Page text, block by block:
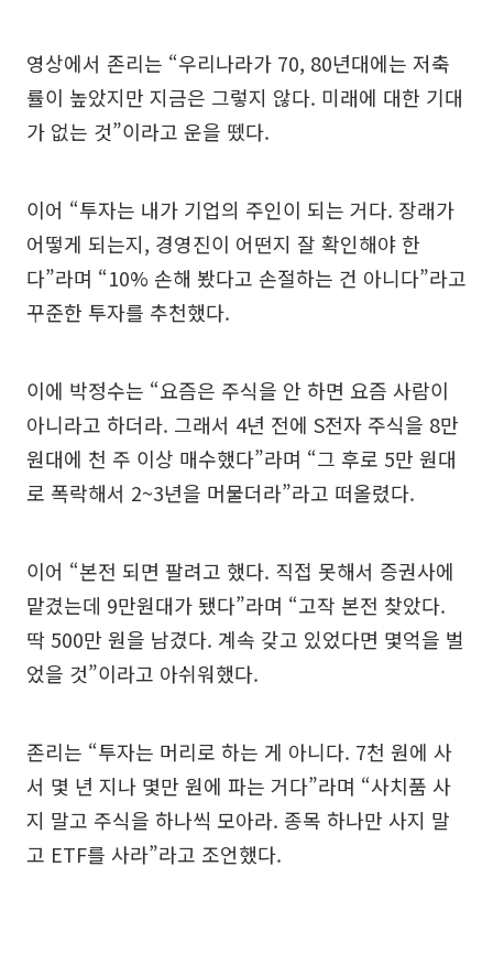
영상에서 존리는 “우리나라가 70, 80년대에는 저축
률이 높았지만 지금은 그렇지 않다. 미래에 대한 기대
가 없는 것”이라고 운을 뗐다.
이어 “투자는 내가 기업의 주인이 되는 거다. 장래가
어떻게 되는지, 경영진이 어떤지 잘 확인해야 한
다”라며 “10% 손해 봤다고 손절하는 건 아니다”라고
꾸준한 투자를 추천했다.
이에 박정수는 “요즘은 주식을 안 하면 요즘 사람이
아니라고 하더라. 그래서 4년 전에 S전자 주식을 8만
원대에 천 주 이상 매수했다”라며 “그 후로 5만 원대
로 폭락해서 2~3년을 머물더라”라고 떠올렸다.
이어 “본전 되면 팔려고 했다. 직접 못해서 증권사에
맡겼는데 9만원대가 됐다”라며 “고작 본전 찾았다.
딱 500만 원을 남겼다. 계속 갖고 있었다면 몇억을 벌
었을 것”이라고 아쉬워했다.
존리는 “투자는 머리로 하는 게 아니다. 7천 원에 사
서 몇 년 지나 몇만 원에 파는 거다”라며 “사치품 사
지 말고 주식을 하나씩 모아라. 종목 하나만 사지 말
고 ETF를 사라”라고 조언했다.